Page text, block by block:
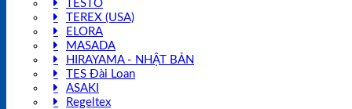
TESTO
TEREX (USA)
ELORA
MASADA
HIRAYAMA - NHẬT BẢN
TES Đài Loan
ASAKI
Regeltex